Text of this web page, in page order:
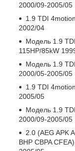
2000/09-2005/05
1.9 TDI
2002/04
Модель 1.9
115HP/85kW
Модель 1.9
2000/05-2005/05
1.9 TDI
2005/05
Модель 1.9
2000/09-2005/05
2.0 (AEG APK
BHP CBPA